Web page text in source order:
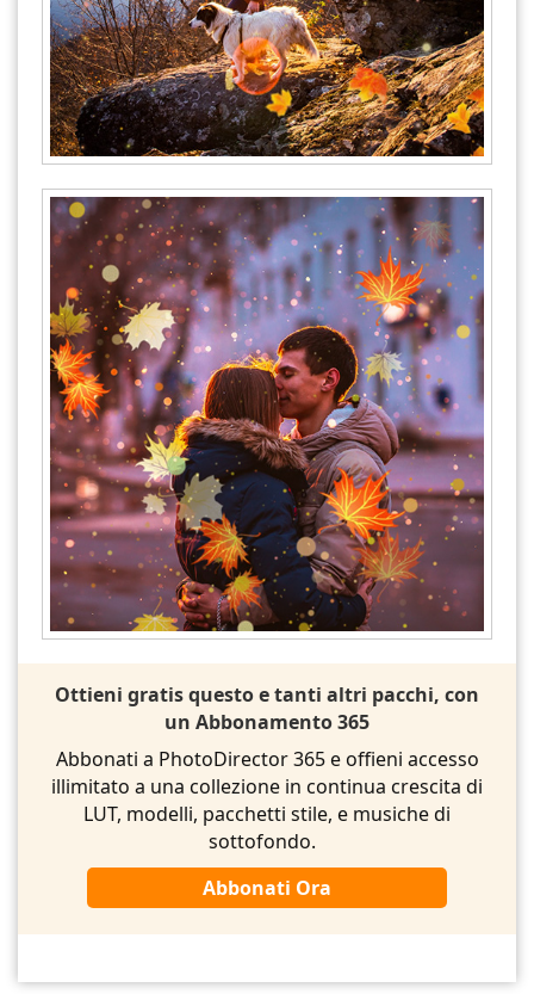
Ottieni gratis questo e tanti altri pacchi, con
un Abbonamento 365
Abbonati a PhotoDirector 365 e offieni accesso
illimitato a una collezione in continua crescita di
LUT, modelli, pacchetti stile, e musiche di
sottofondo.
Abbonati Ora